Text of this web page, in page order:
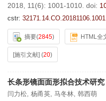
2018, 11(6): 1001-1010. doi:
cstr: 32171.14.CO.20181106.1001
摘要(2845) HTML全
[施引文献] (20)
长条形镜面面形拟合技术研究
闫力松, 杨甬英, 马冬林, 韩西萌